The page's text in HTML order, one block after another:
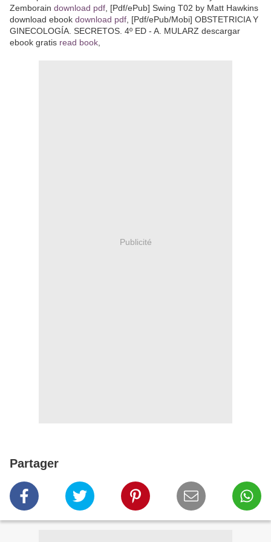
Zemborain download pdf, [Pdf/ePub] Swing T02 by Matt Hawkins
download ebook download pdf, [Pdf/ePub/Mobi] OBSTETRICIA Y
GINECOLOGÍA. SECRETOS. 4º ED - A. MULARZ descargar
ebook gratis read book,
Publicité
Partager